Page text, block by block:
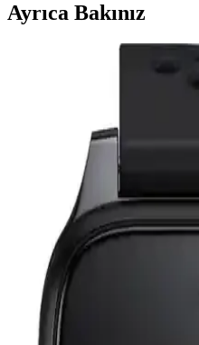
Ayrıca Bakınız
Elari 4GR ve Mibro P5
Karşılaştırması ve
Elari 4GR ve Mibro P5 çocuk
deneyimleri ve kullanıcı
model çocuklarınız için daha
Aben ve TCL Movetime
Karşılaştırması
Aben ve TCL Movetime çocuk
özellikleriyle öne çıkar. Konum
detaylar karşılaştırılarak en
Inoviks İNO25 ve TCL
Saatleri Karşılaştırması